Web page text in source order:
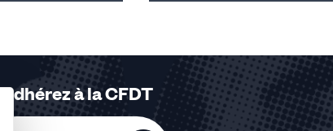
Masquer le bandeau des cookies
Adhérez à la CFDT